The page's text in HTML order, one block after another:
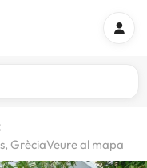
GrèciaVeure al mapa